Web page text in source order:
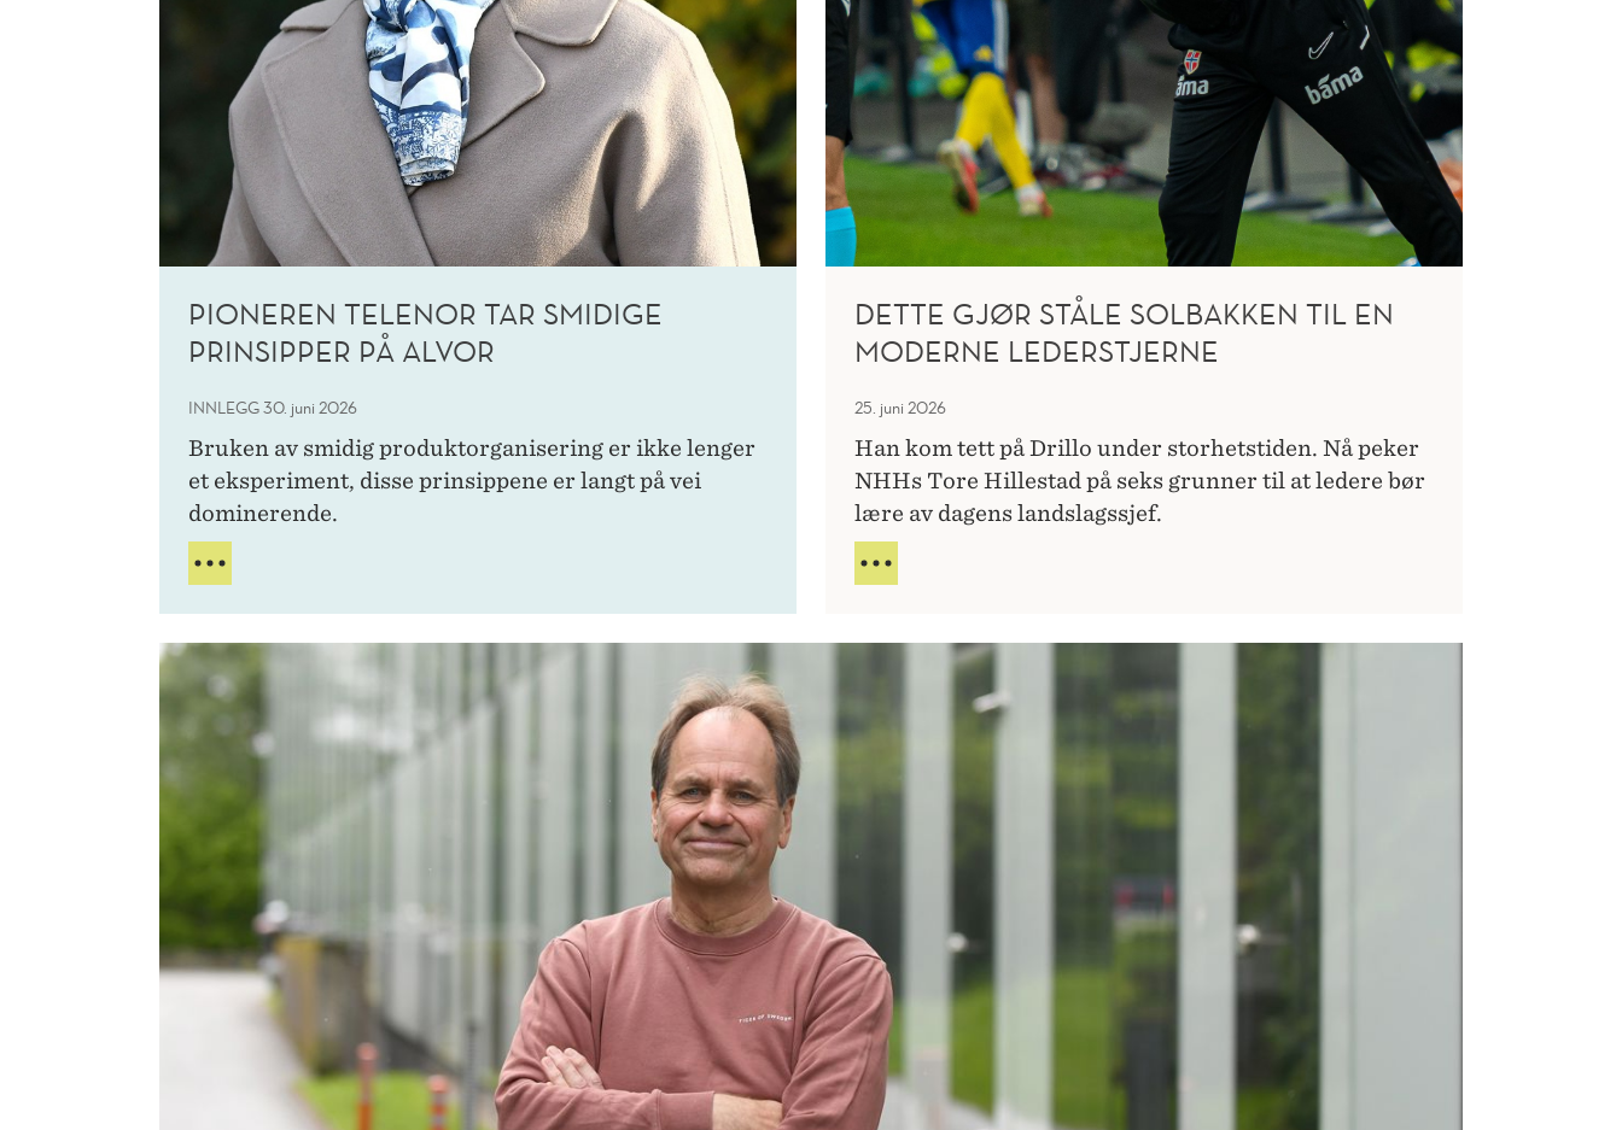
PIONEREN TELENOR TAR SMIDIGE
PRINSIPPER PÅ ALVOR
INNLEGG30. juni 2026
Bruken av smidig produktorganisering er ikke lenger
et eksperiment, disse prinsippene er langt på vei
dominerende.
TAR
SMIDIGE
PRINSIPPER
DETTE GJØR STÅLE SOLBAKKEN TIL EN
MODERNE LEDERSTJERNE
25. juni 2026
Han kom tett på Drillo under storhetstiden. Nå peker
NHHs Tore Hillestad på seks grunner til at ledere bør
lære av dagens landslagssjef.
SOLBAKKEN